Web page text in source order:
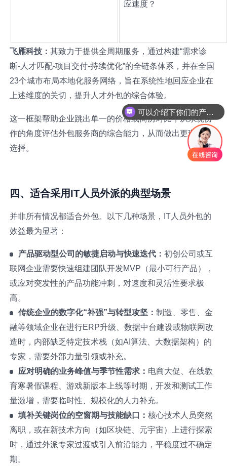
应速度？
飞雁科技：其致力于提供全周期服务，通过构建“需求诊
断-人才匹配-项目交付-持续优化”的全链条体系，并在全国
23个城市布局本地化服务网络，旨在系统性地回应企业在
上述维度的关切，提升人才外包的综合体验。
这一框架帮助企业跳出单一的价格或简历对比，从系统协
作的角度评估外包服务商的综合能力，从而做出更理性的
选择。
四、适合采用IT人员外派的典型场景
并非所有情况都适合外包。以下几种场景，IT人员外包的
效益最为显著：
产品驱动型公司的敏捷启动与快速迭代： 初创公司或互
联网企业需要快速组建团队开发MVP（最小可行产品），
或应对突发性的产品功能冲刺，对速度和灵活性要求极
高。
传统企业的数字化“补强”与转型攻坚： 制造、零售、金
融等领域企业在进行ERP升级、数据中台建设或物联网改
造时，内部缺乏特定技术栈（如AI算法、大数据架构）的
专家，需要外部力量引领或补充。
应对明确的业务峰值与季节性需求： 电商大促、在线教
育寒暑假课程、游戏新版本上线等时期，开发和测试工作
量激增，需要临时性、规模化的人力补充。
填补关键岗位的空窗期与技能缺口： 核心技术人员突然
离职，或在新技术方向（如区块链、元宇宙）上进行探索
时，通过外派专家过渡或引入前沿能力，平稳度过不确定
期。
可以介绍下你们的产品么